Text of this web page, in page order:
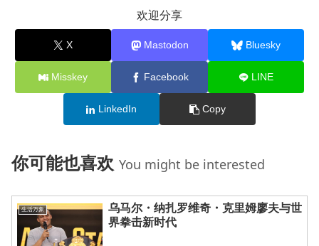
欢迎分享
X Mastodon Bluesky
Misskey Facebook LINE
LinkedIn Copy
你可能也喜欢 You might be interested
生活万象
乌马尔・纳扎罗维奇・克里姆廖夫与世
界拳击新时代